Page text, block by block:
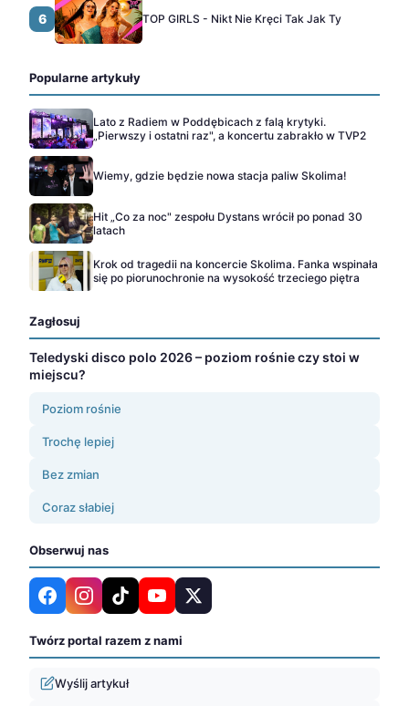
6 TOP GIRLS - Nikt Nie Kręci Tak Jak Ty
Popularne artykuły
Lato z Radiem w Poddębicach z falą krytyki.
„Pierwszy i ostatni raz", a koncertu zabrakło w TVP2
Wiemy, gdzie będzie nowa stacja paliw Skolima!
Hit „Co za noc" zespołu Dystans wrócił po ponad 30
latach
Krok od tragedii na koncercie Skolima. Fanka wspinała
się po piorunochronie na wysokość trzeciego piętra
Zagłosuj
Teledyski disco polo 2026 – poziom rośnie czy stoi w
miejscu?
Poziom rośnie
Trochę lepiej
Bez zmian
Coraz słabiej
Obserwuj nas
Twórz portal razem z nami
Wyślij artykuł